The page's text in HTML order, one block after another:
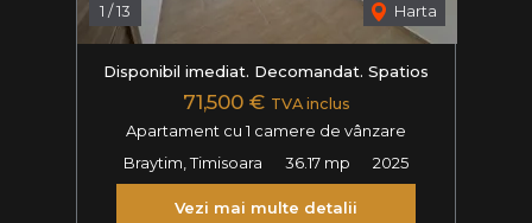
1 /13 Harta
Disponibil imediat. Decomandat. Spatios
71,500 € TVA inclus
Apartament cu 1 camere de vânzare
Braytim, Timisoara
36.17 mp 2025
Vezi mai multe detalii